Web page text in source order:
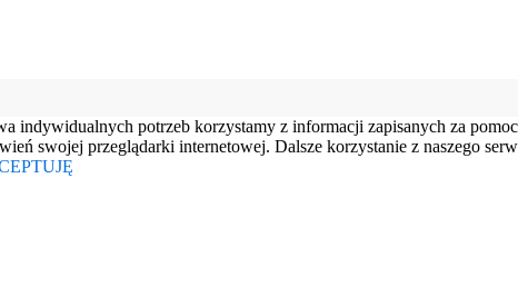
indywidualnych potrzeb korzystamy z informacji zapisanych za
swojej przeglądarki internetowej. Dalsze korzystanie z naszego